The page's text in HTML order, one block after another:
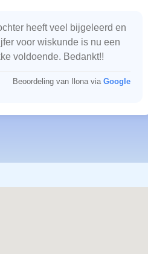
heeft veel bijgeleerd en
voor wiskunde is nu een
voldoende. Bedankt!!
Beoordeling van Ilona via Google